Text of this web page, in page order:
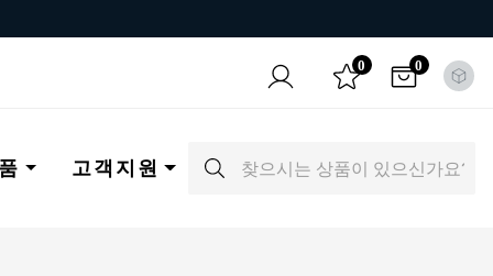
0 0
고객지원